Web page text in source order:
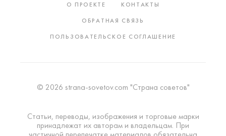
О ПРОЕКТЕ
КОНТАКТЫ
ОБРАТНАЯ СВЯЗЬ
ПОЛЬЗОВАТЕЛЬСКОЕ СОГЛАШЕНИЕ
© 2026 strana-sovetov.com "Страна советов"
Статьи, переводы, изображения и торговые марки
принадлежат их авторам и владельцам. При